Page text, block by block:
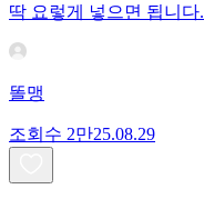
딱 요렇게 넣으면 됩니다.
똘맹
조회수 2만25.08.29